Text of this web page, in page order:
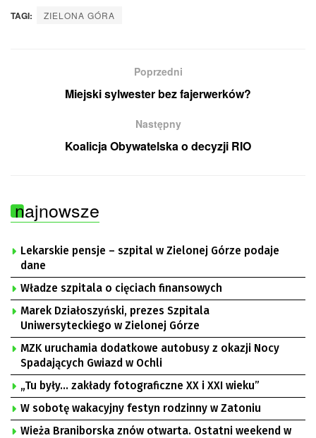
TAGI: ZIELONA GÓRA
Poprzedni
Miejski sylwester bez fajerwerków?
Następny
Koalicja Obywatelska o decyzji RIO
najnowsze
Lekarskie pensje – szpital w Zielonej Górze podaje
dane
Władze szpitala o cięciach finansowych
Marek Działoszyński, prezes Szpitala
Uniwersyteckiego w Zielonej Górze
MZK uruchamia dodatkowe autobusy z okazji Nocy
Spadających Gwiazd w Ochli
„Tu były… zakłady fotograficzne XX i XXI wieku”
W sobotę wakacyjny festyn rodzinny w Zatoniu
Wieża Braniborska znów otwarta. Ostatni weekend w